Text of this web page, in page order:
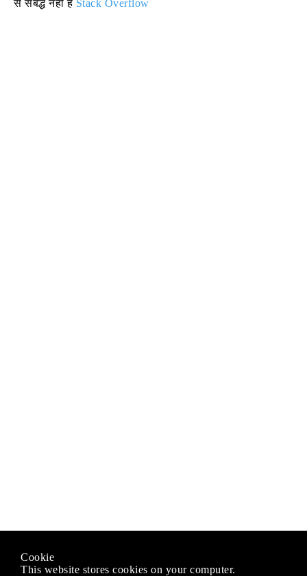
से संबद्ध नहीं है Stack Overflow
Cookie
This website stores cookies on your computer.